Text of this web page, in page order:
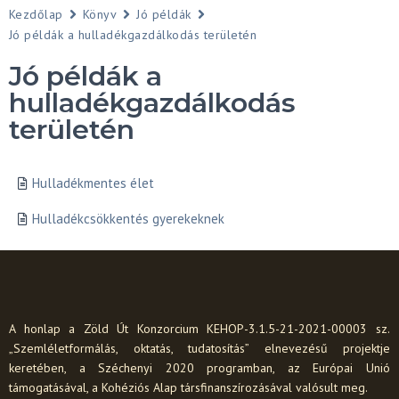
Kezdőlap Könyv
Jó példák
Jó példák a hulladékgazdálkodás területén
Jó példák a
hulladékgazdálkodás
területén
Hulladékmentes élet
Hulladékcsökkentés gyerekeknek
A honlap a Zöld Út Konzorcium KEHOP-3.1.5-21-2021-00003 sz.
„Szemléletformálás, oktatás, tudatosítás” elnevezésű projektje
keretében, a Széchenyi 2020 programban, az Európai Unió
támogatásával, a Kohéziós Alap társfinanszírozásával valósult meg.